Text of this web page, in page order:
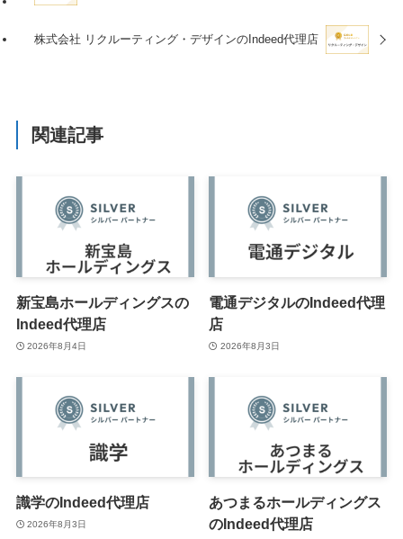
株式会社 リクルーティング・デザインのIndeed代理店
関連記事
新宝島ホールディングスの
Indeed代理店
2026年8月4日
電通デジタルのIndeed代理
店
2026年8月3日
識学のIndeed代理店
2026年8月3日
あつまるホールディングス
のIndeed代理店